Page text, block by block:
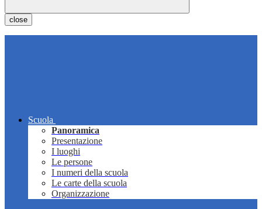
close
Scuola
Panoramica
Presentazione
I luoghi
Le persone
I numeri della scuola
Le carte della scuola
Organizzazione